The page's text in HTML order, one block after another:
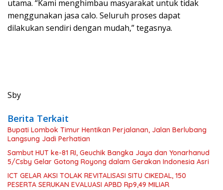
utama. “Kami menghimbau masyarakat untuk tidak
menggunakan jasa calo. Seluruh proses dapat
dilakukan sendiri dengan mudah,” tegasnya.
Sby
Berita Terkait
Bupati Lombok Timur Hentikan Perjalanan, Jalan Berlubang
Langsung Jadi Perhatian
Sambut HUT ke-81 RI, Geuchik Bangka Jaya dan Yonarhanud
5/Csby Gelar Gotong Royong dalam Gerakan Indonesia Asri
ICT GELAR AKSI TOLAK REVITALISASI SITU CIKEDAL, 150
PESERTA SERUKAN EVALUASI APBD Rp9,49 MILIAR